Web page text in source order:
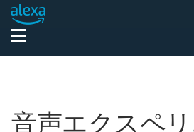
音声エクスペ